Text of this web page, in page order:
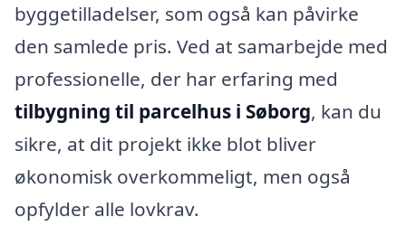
byggetilladelser, som også kan påvirke
den samlede pris. Ved at samarbejde med
professionelle, der har erfaring med
tilbygning til parcelhus i Søborg, kan du
sikre, at dit projekt ikke blot bliver
økonomisk overkommeligt, men også
opfylder alle lovkrav.